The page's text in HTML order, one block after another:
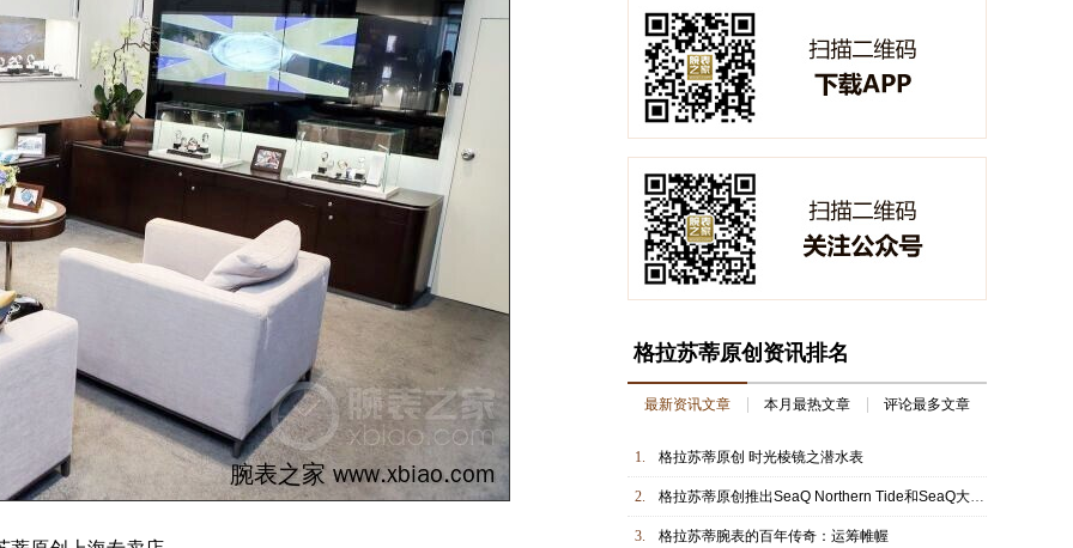
格拉苏蒂原创资讯排名
最新资讯文章 本月最热文章 评论最多文章
1. 格拉苏蒂原创 时光棱镜之潜水表
2. 格拉苏蒂原创推出SeaQ Northern Tide和SeaQ大日历Northern Tide限量版腕表
3. 格拉苏蒂腕表的百年传奇：运筹帷幄